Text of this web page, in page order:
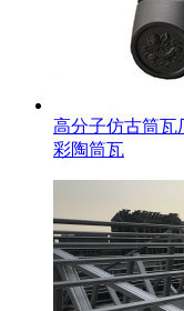
高分子仿古筒瓦
彩陶筒瓦